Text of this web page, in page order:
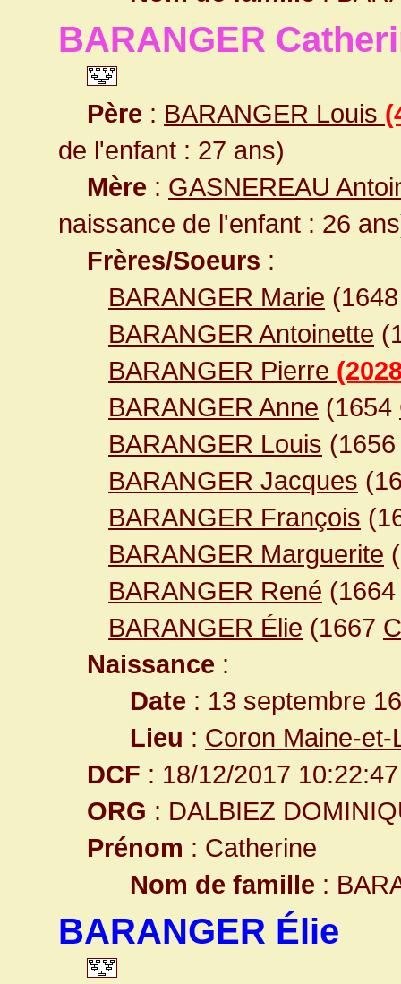
BARANGER
Père : BARANGER Louis
de l'enfant : 27 ans)
Mère : GASNEREAU
naissance de l'enfant : 26
Frères/Soeurs :
BARANGER Marie
BARANGER Antoinette
BARANGER Pierre
BARANGER Anne (1654
BARANGER Louis
BARANGER Jacques
BARANGER François
BARANGER Marguerite
BARANGER René
BARANGER Élie (1667
Naissance :
Date : 13 septembre
Lieu : Coron Maine-
DCF : 18/12/2017 10:22:47
ORG : DALBIEZ
Prénom : Catherine
Nom de famille :
BARANGER Élie